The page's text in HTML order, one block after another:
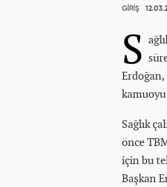
GİRİŞ
S
Erdoğan,
Sağlık
önce
için bu
Başkan